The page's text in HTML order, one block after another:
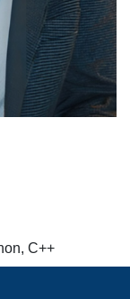
С++